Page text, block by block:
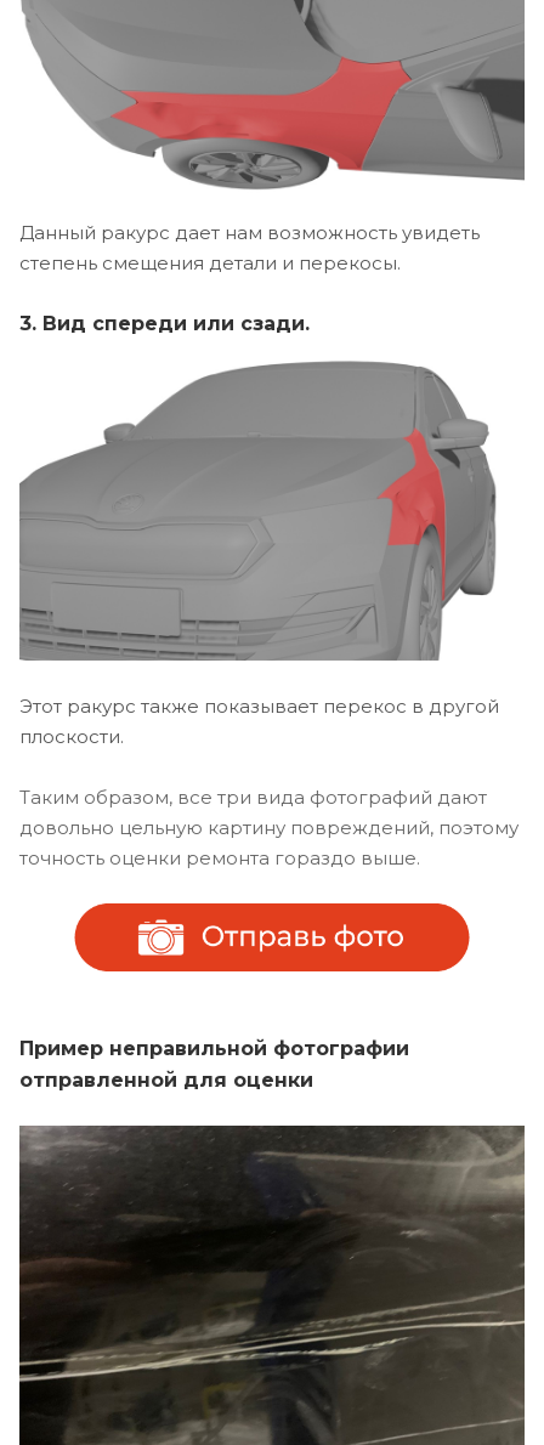
Данный ракурс дает нам возможность увидеть
степень смещения детали и перекосы.
3. Вид спереди или сзади.
Этот ракурс также показывает перекос в другой
плоскости.
Таким образом, все три вида фотографий дают
довольно цельную картину повреждений, поэтому
точность оценки ремонта гораздо выше.
Пример неправильной фотографии
отправленной для оценки